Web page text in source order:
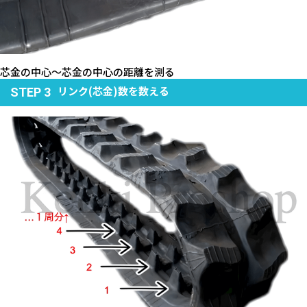
芯金の中心～芯金の中心の距離を測る
STEP 3
リンク(芯金)数を数える